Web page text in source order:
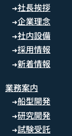
➜社長挨拶
➜企業理念
➜社内設備
➜採用情報
➜新着情報
業務案内
➜船型開発
➜研究開発
➜試験受託